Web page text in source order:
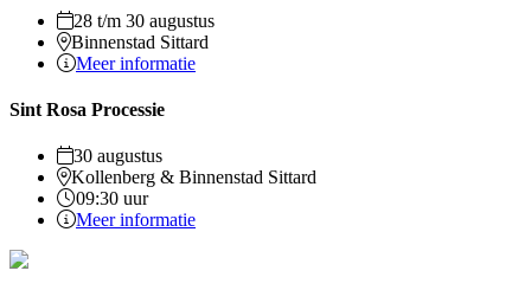
28 t/m 30 augustus
Binnenstad Sittard
Meer informatie
Sint Rosa Processie
30 augustus
Kollenberg & Binnenstad Sittard
09:30 uur
Meer informatie